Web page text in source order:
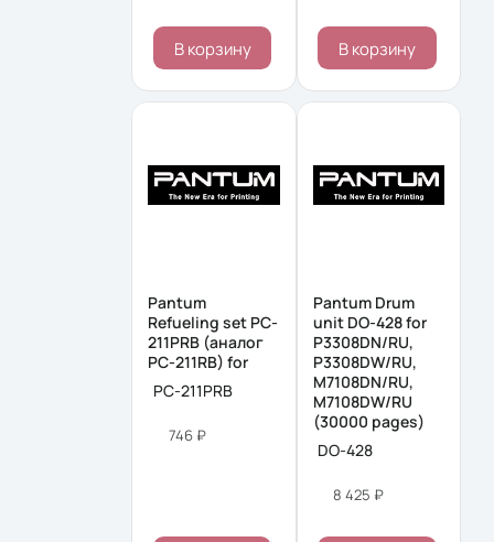
В корзину В корзину
Pantum
Refueling set PC-
211PRB (аналог
PC-211RB) for
PC-211PRB
746 ₽
Pantum Drum
unit DO-428 for
P3308DN/RU,
P3308DW/RU,
M7108DN/RU,
M7108DW/RU
(30000 pages)
DO-428
8 425 ₽